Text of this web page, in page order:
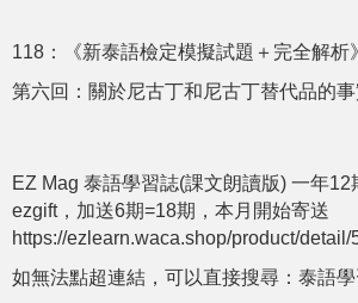
118：《新泰語檢定模擬試題＋完全解析》
第六回：關於尼古丁和尼古丁替代品的
EZ Mag 泰語學習誌(課文朗讀版) 一年12
ezgift，加送6期=18期，本月開始寄送
https://ezlearn.waca.shop/product/detail/
如無法點超連結，可以直接搜尋：泰語